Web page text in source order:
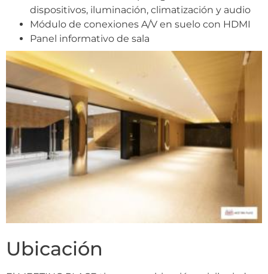
dispositivos, iluminación, climatización y audio
Módulo de conexiones A/V en suelo con HDMI
Panel informativo de sala
Ubicación